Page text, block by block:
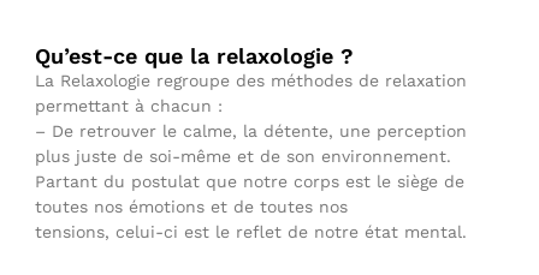
Qu’est-ce que la relaxologie ?
La Relaxologie regroupe des méthodes de relaxation
permettant à chacun :
– De retrouver le calme, la détente, une perception
plus juste de soi-même et de son environnement.
Partant du postulat que notre corps est le siège de
toutes nos émotions et de toutes nos
tensions, celui-ci est le reflet de notre état mental.